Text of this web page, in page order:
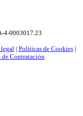
4-0003017.23
| Políticas de Cookies|
Contratación